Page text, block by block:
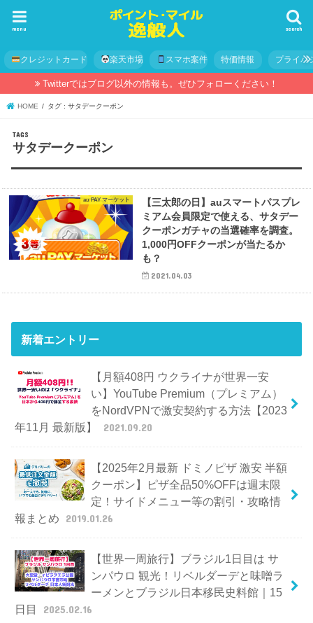
search
menu
クレジットカード 楽天市場 スマホ案件 特価情報 プライバ
Twitterではブログ以外の情報も。ぜひフォローください！
HOME タグ : サタデークーポン
サタデークーポン
au PAY マーケット
【三太郎の日】auスマートパスプレ
ミアム会員限定で使える、サタデー
クーポンガチャの当選確率を調査。
1,000円OFFクーポンが当たるか
も？
2021.04.03
新着エントリー
【月額408円 ウクライナが世界一安
い】YouTube Premium（プレミアム）
をNordVPNで激安契約する方法【2023
年11月 最新版】
2021.09.20
【2025年2月最新 ドミノピザ 激安 半額
クーポン】ピザ全品50%OFFは週末限
定！サイドメニュー等の割引・攻略情
報まとめ
2019.01.26
【世界一周旅行】ブラジル1日目は サ
ンパウロ 観光！リベルダーデと味噌ラ
ーメンとブラジル日本移民史料館｜15
日目
2025.02.16